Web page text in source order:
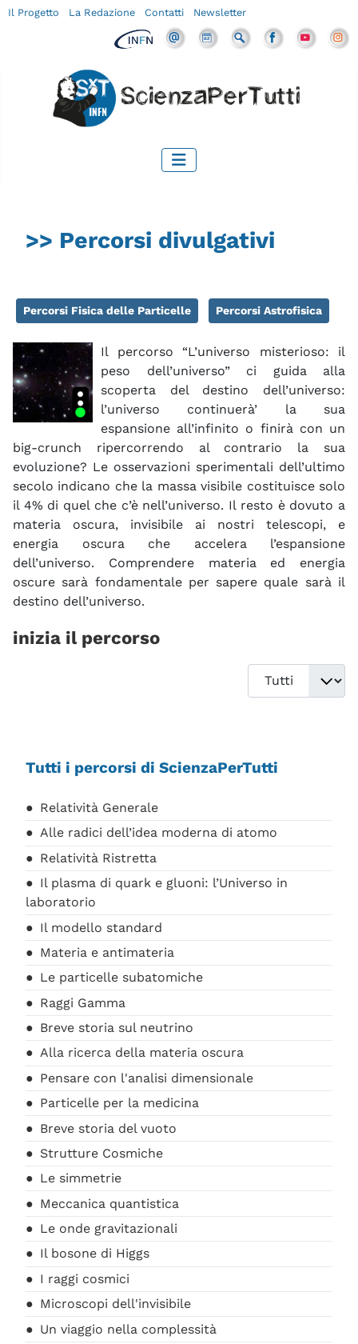
Il Progetto La Redazione Contatti Newsletter
>> Percorsi divulgativi
Percorsi Fisica delle Particelle Percorsi Astrofisica
Il percorso “L’universo misterioso: il
peso dell’universo” ci guida alla
scoperta del destino dell’universo:
l’universo continuerà’ la sua
espansione all’infinito o finirà con un
big-crunch ripercorrendo al contrario la sua
evoluzione? Le osservazioni sperimentali dell’ultimo
secolo indicano che la massa visibile costituisce solo
il 4% di quel che c’è nell’universo. Il resto è dovuto a
materia oscura, invisibile ai nostri telescopi, e
energia oscura che accelera l’espansione
dell’universo. Comprendere materia ed energia
oscure sarà fondamentale per sapere quale sarà il
destino dell’universo.
inizia il percorso
Visualizza #
Tutti i percorsi di ScienzaPerTutti
Relatività Generale
Alle radici dell’idea moderna di atomo
Relatività Ristretta
Il plasma di quark e gluoni: l’Universo in
laboratorio
Il modello standard
Materia e antimateria
Le particelle subatomiche
Raggi Gamma
Breve storia sul neutrino
Alla ricerca della materia oscura
Pensare con l'analisi dimensionale
Particelle per la medicina
Breve storia del vuoto
Strutture Cosmiche
Le simmetrie
Meccanica quantistica
Le onde gravitazionali
Il bosone di Higgs
I raggi cosmici
Microscopi dell'invisibile
Un viaggio nella complessità